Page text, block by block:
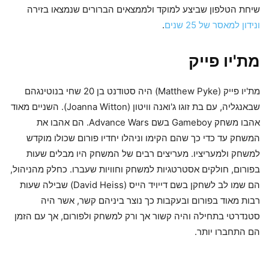
שיחת הטלפון שביצע למוקד ולממצאים הברורים שנמצאו בזירה
ונידון למאסר של 25 שנים
.
מת'יו פייק
מת'יו פייק (Matthew Pyke) היה סטודנט בן 20 שחי בנוטינגהם
שבאנגליה, עם בת זוגו ג'ואנה וויטון (Joanna Witton). השניים מאוד
אהבו משחק Gameboy בשם Advance Wars. הם אהבו את
המשחק עד כדי כך שהם הקימו וניהלו יחדיו פורום שכולו מוקדש
למשחק ולמעריציו. מעריצים רבים של המשחק היו מבלים שעות
בפורום, חולקים אסטרטגיות למשחק וחוויות שעברו. כחלק מהניהול,
הם שמו לב לשחקן בשם דייויד הייס (David Heiss) שבילה שעות
רבות מאוד בפורום ובעקבות כך נוצר ביניהם קשר, אשר היה
סטנדרטי בתחילה והיה קשור אך ורק למשחק ולפורום, אך עם הזמן
הם התחברו יותר.